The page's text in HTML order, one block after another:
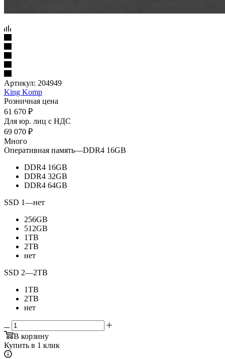
Артикул: 204949
King Komp
Розничная цена
61 670 ₽
Для юр. лиц c НДС
69 070 ₽
Много
Оперативная память—DDR4 16GB
DDR4 16GB
DDR4 32GB
DDR4 64GB
SSD 1—нет
256GB
512GB
1TB
2TB
нет
SSD 2—2TB
1TB
2TB
нет
В корзину
Купить в 1 клик